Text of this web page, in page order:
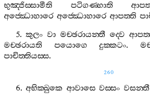
භුඤ‍්ජිස‍්සාමීති
පටිගණ‍්හාති
අජ‍්ඣොහාරෙ අජ‍්ඣොහාරෙ ආපත‍්ති
5.කුලං වා මච‍්ඡරායන‍්තී ද‍්වෙ
මච‍්ඡරායති
පයොගෙ දුක‍්කටං.
පාචිත‍්තියස‍්ස.
260
6.අභික‍්ඛුකෙ ආවාසෙ වස‍්සං වසන‍්තී